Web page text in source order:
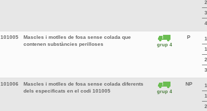
2
3
4
101005
Mascles i motlles de fosa sense colada que
contenen substàncies perilloses
grup 4
P 1
1
2
3
101006
Mascles i motlles de fosa sense colada diferents
dels especificats en el codi 101005
grup 4
NP 1
1
2